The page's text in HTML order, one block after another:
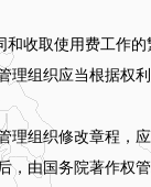
收取使用费工作的
组织应当根据权利
织修改章程，应
，由国务院著作权